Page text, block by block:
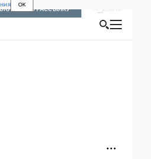
OK
ВКЛЮЧИТЬ РАССЫЛКУ